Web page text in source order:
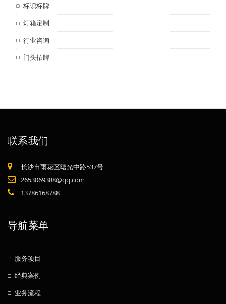
标识标牌
灯箱定制
行业咨询
门头招牌
联系我们
长沙市雨花区曙光中路537号
2653069388@qq.com
13786168788
导航菜单
服务项目
经典案例
业务流程